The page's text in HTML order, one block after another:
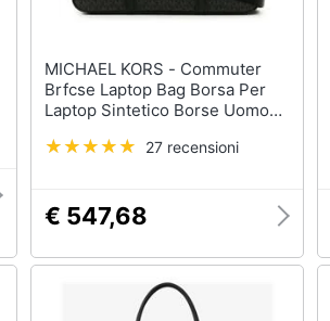
MICHAEL KORS - Commuter
Brfcse Laptop Bag Borsa Per
Laptop Sintetico Borse Uomo
001
27 recensioni
€ 547,68